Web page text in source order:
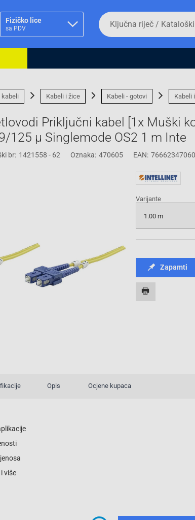
Fizičko lice
sa PDV
asortiman proizvoda i
Fizičko lice
Da
biste
potražili
proizvod,
broj,
EAN
serijski
broj
kabeli Kabeli i žice Kabeli - gotovi Kabeli
Priključni kabel [1x Muški
125 µ Singlemode OS2 1 m Inte
br: 1421558 - 62 Oznaka: 470605 EAN:
Varijante
Zapamti
Opis Ocjene kupaca
više